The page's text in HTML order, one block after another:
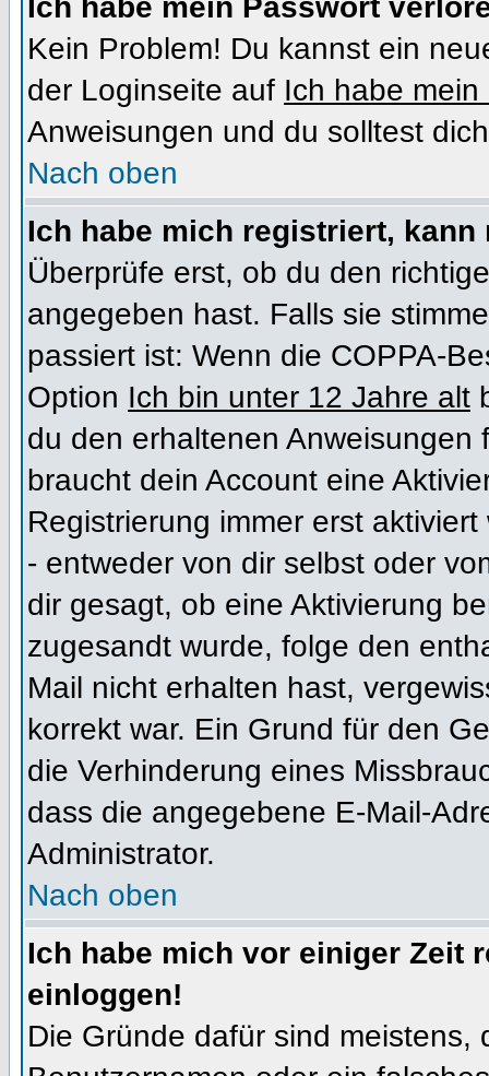
Kein Problem! Du kannst ein
der Loginseite auf Ich habe
Anweisungen und du solltest
Nach oben
Ich habe mich registriert,
Überprüfe erst, ob du den
angegeben hast. Falls sie
passiert ist: Wenn die COPPA-
Option Ich bin unter 12 Jahre alt
du den erhaltenen
braucht dein Account eine
Registrierung immer erst
- entweder von dir selbst oder
dir gesagt, ob eine Aktivierung
zugesandt wurde, folge den
Mail nicht erhalten hast,
korrekt war. Ein Grund für den
die Verhinderung eines
dass die angegebene E-Mail-
Administrator.
Nach oben
Ich habe mich vor einiger Zeit
einloggen!
Die Gründe dafür sind